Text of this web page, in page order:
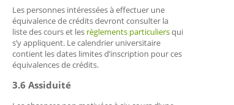
Les personnes intéressées à effectuer une
équivalence de crédits devront consulter la
liste des cours et les règlements particuliersqui
s’y appliquent. Le calendrier universitaire
contient les dates limites d’inscription pour ces
équivalences de crédits.
3.6 Assiduité